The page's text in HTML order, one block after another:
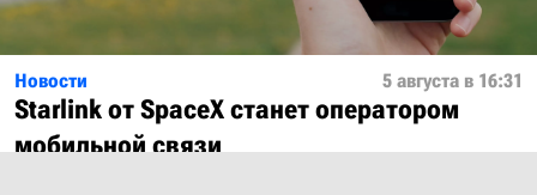
Новости 5 августа в 16:31
Starlink от SpaceX станет оператором
мобильной связи